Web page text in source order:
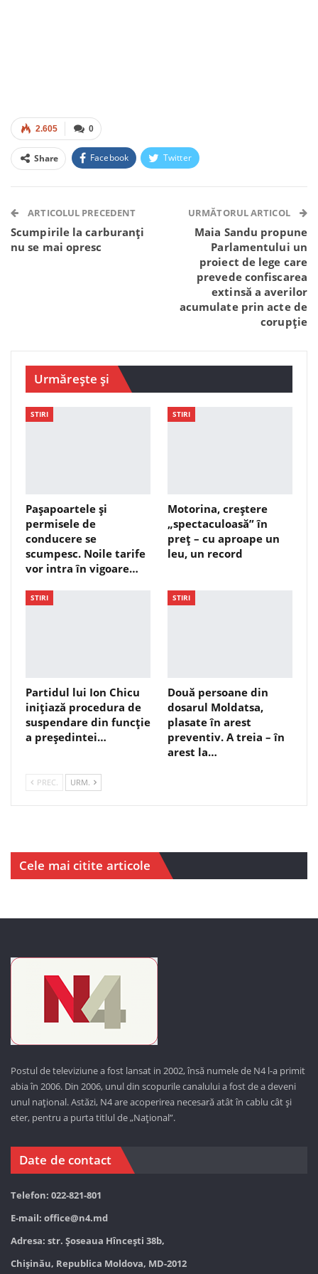
0
2.605
Share Facebook Twitter
Telegram WhatsApp Viber
ARTICOLUL PRECEDENT
Scumpirile la carburanți
nu se mai opresc
URMĂTORUL ARTICOL
Maia Sandu propune
Parlamentului un
proiect de lege care
prevede confiscarea
extinsă a averilor
acumulate prin acte de
corupție
Urmărește și
STIRI
Pașapoartele și
permisele de
conducere se
scumpesc. Noile tarife
vor intra în vigoare…
STIRI
Motorina, creștere
„spectaculoasă” în
preț – cu aproape un
leu, un record
STIRI
Partidul lui Ion Chicu
inițiază procedura de
suspendare din funcție
a președintei…
STIRI
Două persoane din
dosarul Moldatsa,
plasate în arest
preventiv. A treia – în
arest la…
PREC. URM.
Cele mai citite articole
Postul de televiziune a fost lansat in 2002, însă numele de N4 l-a primit
abia în 2006. Din 2006, unul din scopurile canalului a fost de a deveni
unul național. Astăzi, N4 are acoperirea necesară atât în cablu cât și
eter, pentru a purta titlul de „Național”.
Date de contact
Telefon: 022-821-801
E-mail: office@n4.md
Adresa: str. Șoseaua Hînceşti 38b,
Chișinău, Republica Moldova, MD-2012